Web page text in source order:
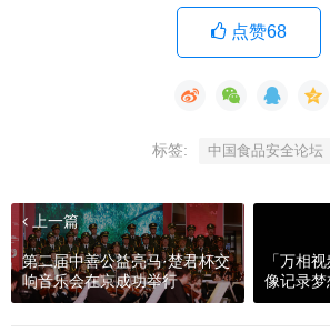
点赞68
标签: 中国食品安全论坛
上一篇
第二届中善公益亮马·楚君杯交
响音乐会在京成功举行
「万相
像记录